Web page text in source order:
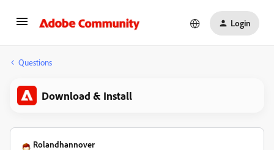
Login
Questions
Download & Install
Rolandhannover